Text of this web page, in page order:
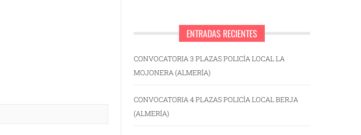
ENTRADAS RECIENTES
CONVOCATORIA 3 PLAZAS POLICÍA LOCAL LA
MOJONERA (ALMERÍA)
CONVOCATORIA 4 PLAZAS POLICÍA LOCAL BERJA
(ALMERÍA)